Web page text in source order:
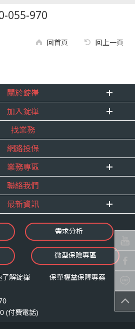
055-970
回首頁 回上一頁
關於錠嵂
企業資訊
重要事跡
得獎紀錄
服務宣言
合作夥伴
加入錠嵂
內勤招聘
精英招募
年度增員計畫
找業務
網路投保
業務專區
E 線資源網
聯絡我們
最新資訊
最新消息
錠嵂焦點
影音頻道
業務資源分享
需求分析
微型保險專區
了解錠嵂
保單權益保障專案
(付費電話)